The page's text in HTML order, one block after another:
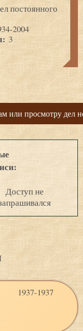
постоянного
2004
3
или просмотру дел
Доступ не
1937-1937